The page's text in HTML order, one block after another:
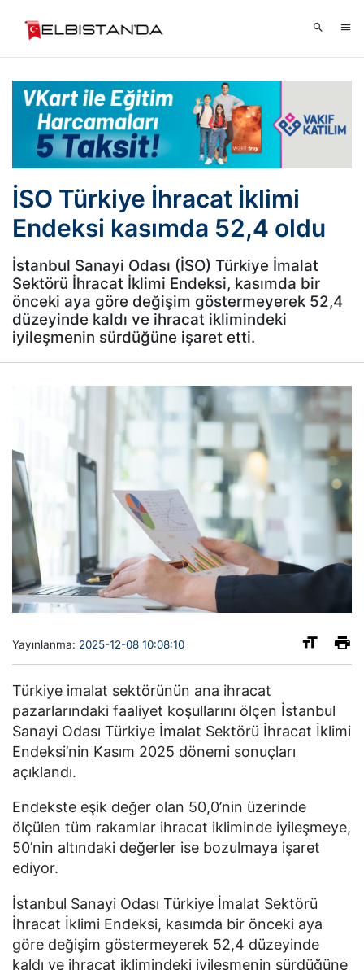
İSO Türkiye İhracat İklimi
Endeksi kasımda 52,4 oldu
İstanbul Sanayi Odası (İSO) Türkiye İmalat
Sektörü İhracat İklimi Endeksi, kasımda bir
önceki aya göre değişim göstermeyerek 52,4
düzeyinde kaldı ve ihracat iklimindeki
iyileşmenin sürdüğüne işaret etti.
Yayınlanma: 2025-12-08 10:08:10
Türkiye imalat sektörünün ana ihracat
pazarlarındaki faaliyet koşullarını ölçen İstanbul
Sanayi Odası Türkiye İmalat Sektörü İhracat İklimi
Endeksi’nin Kasım 2025 dönemi sonuçları
açıklandı.
Endekste eşik değer olan 50,0’nin üzerinde
ölçülen tüm rakamlar ihracat ikliminde iyileşmeye,
50’nin altındaki değerler ise bozulmaya işaret
ediyor.
İstanbul Sanayi Odası Türkiye İmalat Sektörü
İhracat İklimi Endeksi, kasımda bir önceki aya
göre değişim göstermeyerek 52,4 düzeyinde
kaldı ve ihracat iklimindeki iyileşmenin sürdüğüne